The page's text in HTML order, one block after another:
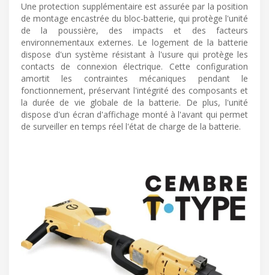
Une protection supplémentaire est assurée par la position
de montage encastrée du bloc-batterie, qui protège l'unité
de la poussière, des impacts et des facteurs
environnementaux externes. Le logement de la batterie
dispose d'un système résistant à l'usure qui protège les
contacts de connexion électrique. Cette configuration
amortit les contraintes mécaniques pendant le
fonctionnement, préservant l'intégrité des composants et
la durée de vie globale de la batterie. De plus, l'unité
dispose d'un écran d'affichage monté à l'avant qui permet
de surveiller en temps réel l'état de charge de la batterie.